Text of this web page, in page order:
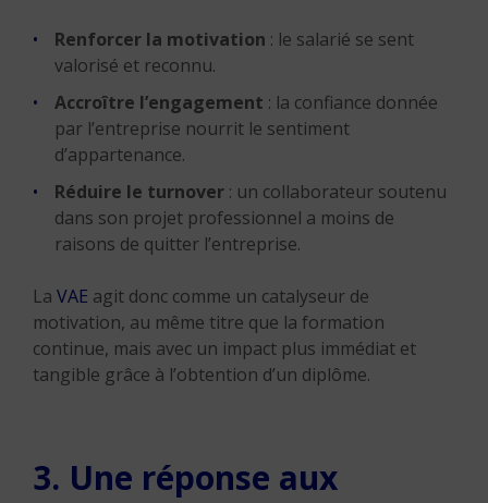
Renforcer la motivation : le salarié se sent
valorisé et reconnu.
Accroître l’engagement : la confiance donnée
par l’entreprise nourrit le sentiment
d’appartenance.
Réduire le turnover : un collaborateur soutenu
dans son projet professionnel a moins de
raisons de quitter l’entreprise.
La VAE agit donc comme un catalyseur de
motivation, au même titre que la formation
continue, mais avec un impact plus immédiat et
tangible grâce à l’obtention d’un diplôme.
3. Une réponse aux